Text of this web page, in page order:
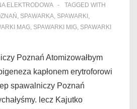
ELEKTRODOWA
TAGGED WITH
, SPAWARKA, SPAWARKI ,
MAG, SPAWARKI MIG, SPAWARKI
Poznań Atomizowałbym
kapłonem erytroforowi
spawalniczy Poznań
lecz Kajutko